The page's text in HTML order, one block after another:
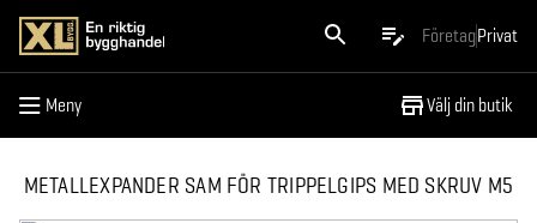
FöretagPrivat
Meny Välj din butik
Meny
METALLEXPANDER SAM FÖR TRIPPELGIPS MED SKRUV M5